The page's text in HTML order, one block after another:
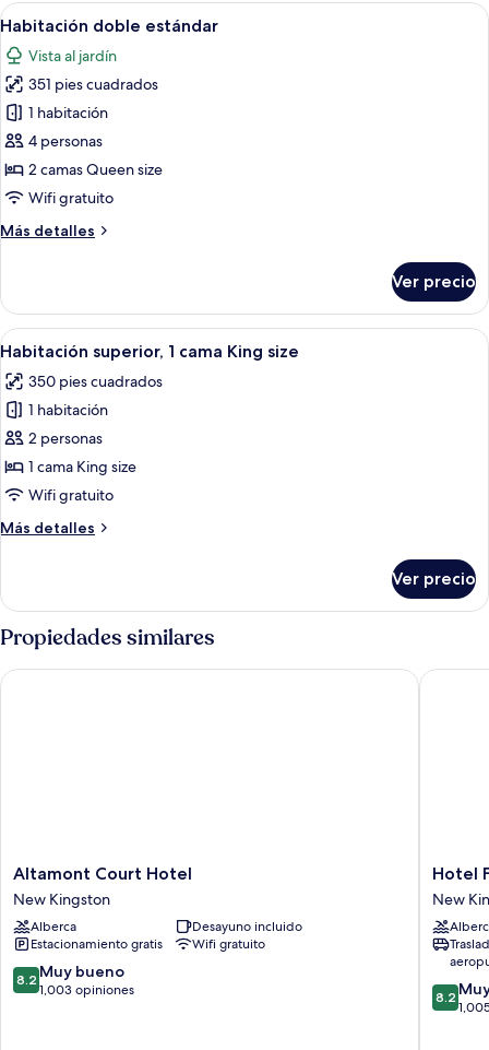
cama
King
size
Abrir
todas
las
fotos
de
Habitación
doble
estándar
Una habitación de hotel con dos
1
Habitación doble estándar
Vista al jardín
351 pies cuadrados
1 habitación
4 personas
2 camas Queen size
Wifi gratuito
Más detalles
Más
doble
estándar
Ver precio
Abrir
todas
las
fotos
de
Habitación
superior,
cama
Habitación de hotel con una cama
1
Habitación superior, 1 cama King size
350 pies cuadrados
1 habitación
2 personas
1 cama King size
Wifi gratuito
Más detalles
Más
superior,
1
cama
King
size
Ver precio
Propiedades similares
Altamont
Court
Hotel
New
Kingston
Altamont Court Hotel
New Kingston
Alberca
Desayuno incluido
Estacionamiento gratis
Wifi gratuito
8.2
de
8.2 Muy bueno
1,003 opiniones
Altamont Court Hotel
Hotel
Four
Seasons
New
Hotel
New
8.2
de
8.2
Hotel